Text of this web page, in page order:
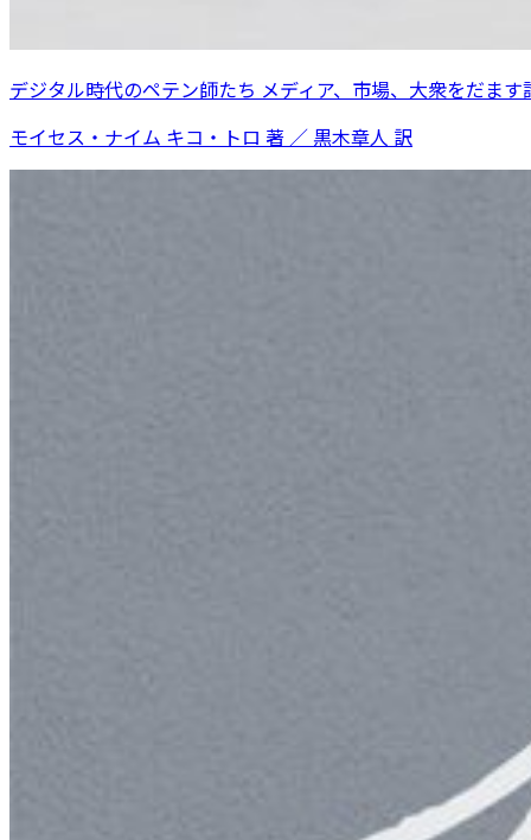
デジタル時代のペテン師たち メディア、市場、大衆をだます
モイセス・ナイム キコ・トロ 著 ／ 黒木章人 訳